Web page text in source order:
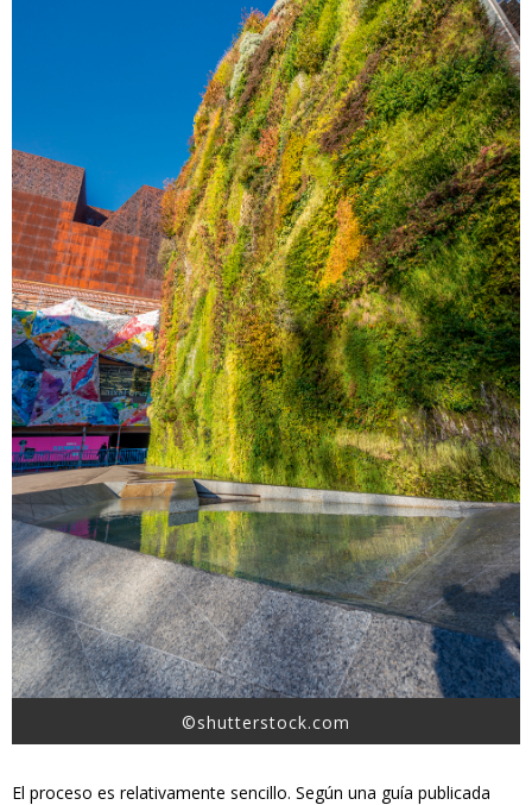
©shutterstock.com
El proceso es relativamente sencillo. Según una guía publicada